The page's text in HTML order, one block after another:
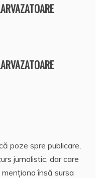
poze spre publicare,
jurnalistic, dar care
însă sursa